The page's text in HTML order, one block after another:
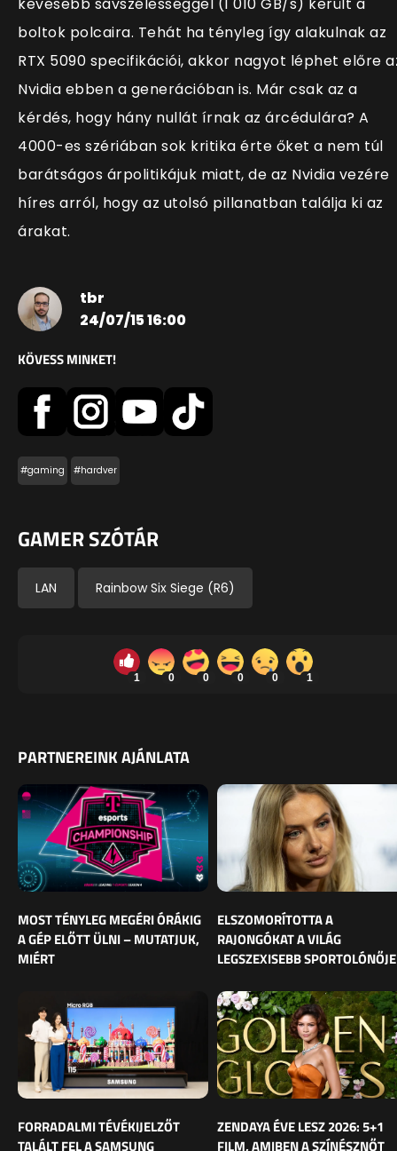
boltok polcaira. Tehát ha tényleg így alakulnak az
RTX 5090 specifikációi, akkor nagyot léphet előre
Nvidia ebben a generációban is. Már csak az a
kérdés, hogy hány nullát írnak az árcédulára? A
4000-es szériában sok kritika érte őket a nem túl
barátságos árpolitikájuk miatt, de az Nvidia vezére
híres arról, hogy az utolsó pillanatban találja ki az
árakat.
tbr
24/07/15 16:00
KÖVESS MINKET!
#gaming #hardver
GAMER SZÓTÁR
LAN Rainbow Six Siege (R6)
1 0 0 0 0 1
PARTNEREINK AJÁNLATA
MOST TÉNYLEG MEGÉRI ÓRÁKIG
A GÉP ELŐTT ÜLNI – MUTATJUK,
MIÉRT
ELSZOMORÍTOTTA A
RAJONGÓKAT A VILÁG
LEGSZEXISEBB SPORTOLÓNŐJE
FORRADALMI TÉVÉKIJELZŐT
TALÁLT FEL A SAMSUNG
ZENDAYA ÉVE LESZ 2026: 5+1
FILM, AMIBEN A SZÍNÉSZNŐT